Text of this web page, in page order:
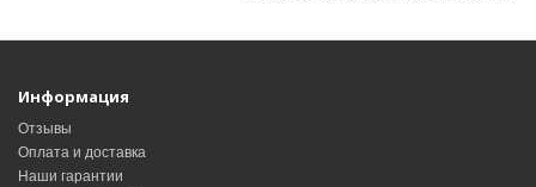
Информация
Отзывы
Оплата и доставка
Наши гарантии